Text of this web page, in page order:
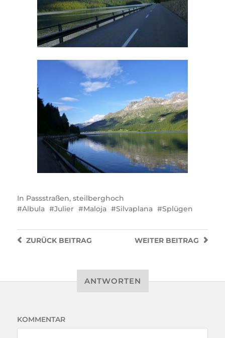
In Passstraßen, steilberghoch
Albula
Julier Maloja Silvaplana Splügen
WEITER BEITRAG
ZURÜCKBEITRAG
ANTWORTEN
KOMMENTAR